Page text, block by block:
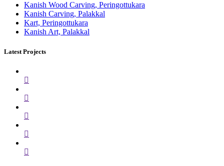
Kanish Wood Carving, Peringottukara
Kanish Carving, Palakkal
Kart, Peringottukara
Kanish Art, Palakkal
Latest Projects